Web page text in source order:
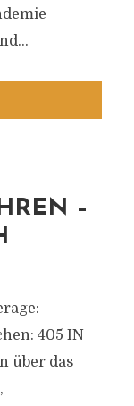
–
405 IN
über das